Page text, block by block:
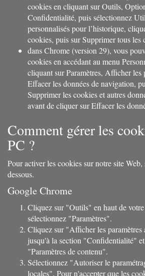
cookies en cliquant sur Outils,
Confidentialité, puis sélectionnez
personnalisés pour l’historique,
cookies, puis sur Supprimer tous les
dans Chrome (version 29), vous
cookies en accédant au menu
cliquant sur Paramètres, Afficher les
Effacer les données de navigation,
Supprimer les cookies et autres
avant de cliquer sur Effacer les
Comment gérer les
PC ?
Pour activer les cookies sur notre site Web,
dessous.
Google Chrome
Cliquez sur "Outils" en haut de
sélectionnez "Paramètres".
Cliquez sur "Afficher les paramètres
jusqu'à la section "Confidentialité"
"Paramètres de contenu".
Sélectionnez "Autoriser le
locales". Pour n'accepter que les